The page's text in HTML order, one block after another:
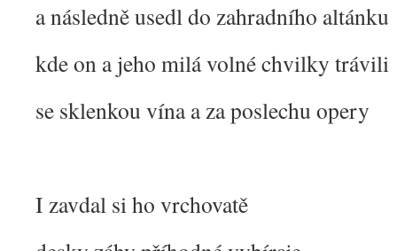
a následně usedl do zahradního altánku
kde on a jeho milá volné chvilky trávili
se sklenkou vína a za poslechu opery
I zavdal si ho vrchovatě